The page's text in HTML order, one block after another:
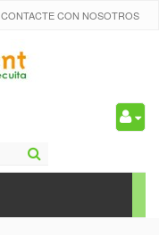
CONTACTE CON NOSOTROS